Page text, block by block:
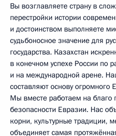
Вы возглавляете страну в
перестройки истории
и достоинством выполняете
судьбоносное значение для
государства. Казахстан
в конечном успехе России по
и на международной арене.
составляют основу огромного
Мы вместе работаем на благо
безопасности Евразии. Нас
корни, культурные традиции,
объединяет самая